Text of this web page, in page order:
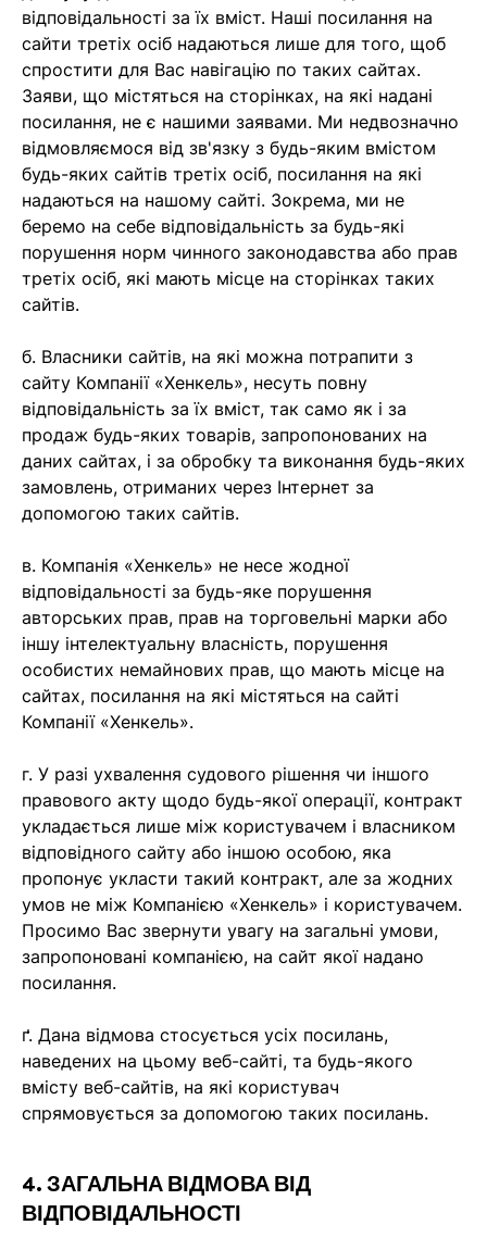
відповідальності за їх вміст. Наші посилання на
сайти третіх осіб надаються лише для того, щоб
спростити для Вас навігацію по таких сайтах.
Заяви, що містяться на сторінках, на які надані
посилання, не є нашими заявами. Ми недвозначно
відмовляємося від зв'язку з будь-яким вмістом
будь-яких сайтів третіх осіб, посилання на які
надаються на нашому сайті. Зокрема, ми не
беремо на себе відповідальність за будь-які
порушення норм чинного законодавства або прав
третіх осіб, які мають місце на сторінках таких
сайтів.
б. Власники сайтів, на які можна потрапити з
сайту Компанії «Хенкель», несуть повну
відповідальність за їх вміст, так само як і за
продаж будь-яких товарів, запропонованих на
даних сайтах, і за обробку та виконання будь-яких
замовлень, отриманих через Інтернет за
допомогою таких сайтів.
в. Компанія «Хенкель» не несе жодної
відповідальності за будь-яке порушення
авторських прав, прав на торговельні марки або
іншу інтелектуальну власність, порушення
особистих немайнових прав, що мають місце на
сайтах, посилання на які містяться на сайті
Компанії «Хенкель».
г. У разі ухвалення судового рішення чи іншого
правового акту щодо будь-якої операції, контракт
укладається лише між користувачем і власником
відповідного сайту або іншою особою, яка
пропонує укласти такий контракт, але за жодних
умов не між Компанією «Хенкель» і користувачем.
Просимо Вас звернути увагу на загальні умови,
запропоновані компанією, на сайт якої надано
посилання.
ґ. Дана відмова стосується усіх посилань,
наведених на цьому веб-сайті, та будь-якого
вмісту веб-сайтів, на які користувач
спрямовується за допомогою таких посилань.
4. ЗАГАЛЬНА ВІДМОВА ВІД
ВІДПОВІДАЛЬНОСТІ